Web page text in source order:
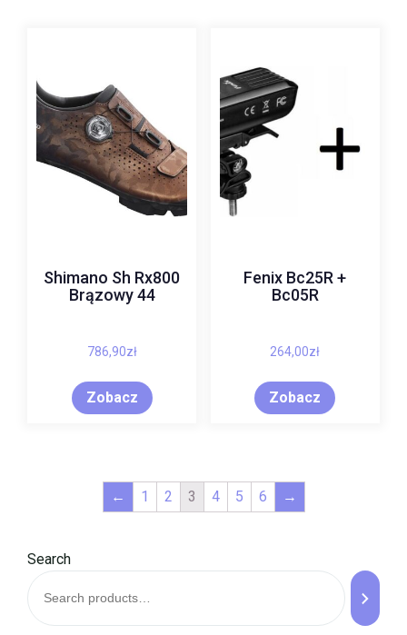
Shimano Sh Rx800
Brązowy 44
786,90zł
Zobacz
Fenix Bc25R +
Bc05R
264,00zł
Zobacz
← 1 2 3 4 5 6 →
Search